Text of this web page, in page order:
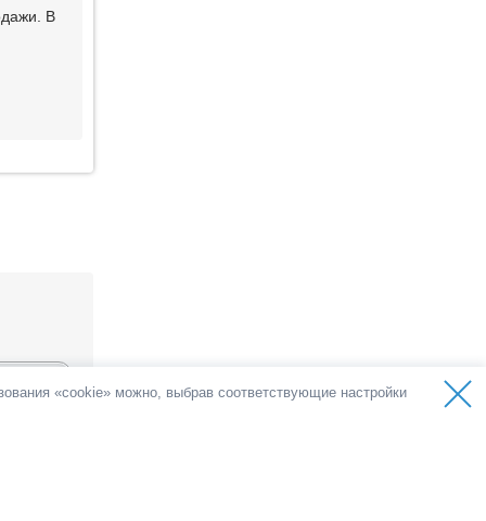
В
«cookie» можно, выбрав соответствующие настройки